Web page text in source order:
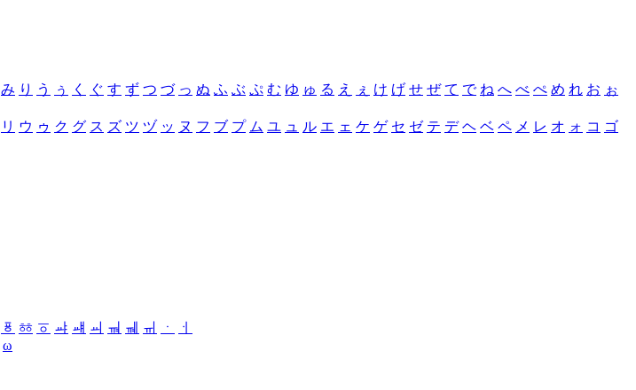
み り う ぅ く ぐ す ず つ づ っ ぬ ふ ぶ ぷ む ゆ ゅ る え ぇ け げ せ ぜ て で ね へ べ ぺ め れ お ぉ
リ ウ ゥ ク グ ス ズ ツ ヅ ッ ヌ フ ブ プ ム ユ ュ ル エ ェ ケ ゲ セ ゼ テ デ ヘ ベ ペ メ レ オ ォ コ ゴ
ㆄ ㆅ ㆆ ㆇ ㆈ ㆉ ㆊ ㆋ ㆌ ㆍ
ㆎ
ω